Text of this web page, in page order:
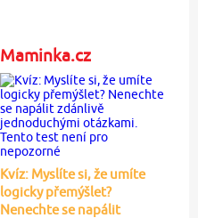
Maminka.cz
Kvíz: Myslíte si, že umíte
logicky přemýšlet?
Nenechte se napálit